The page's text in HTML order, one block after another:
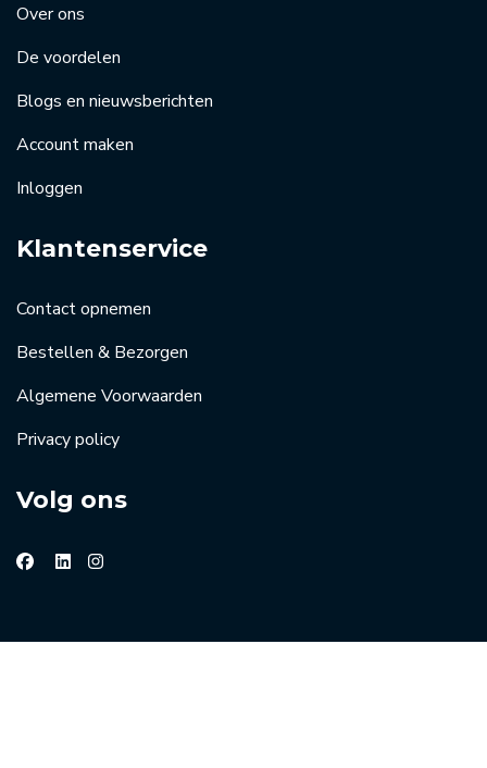
Over ons
De voordelen
Blogs en nieuwsberichten
Account maken
Inloggen
Klantenservice
Contact opnemen
Bestellen & Bezorgen
Algemene Voorwaarden
Privacy policy
Volg ons